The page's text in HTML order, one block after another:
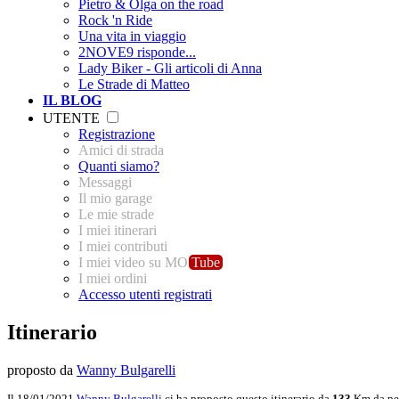
Pietro & Olga on the road
Rock 'n Ride
Una vita in viaggio
2NOVE9 risponde...
Lady Biker - Gli articoli di Anna
Le Strade di Matteo
IL BLOG
UTENTE
Registrazione
Amici di strada
Quanti siamo?
Messaggi
Il mio garage
Le mie strade
I miei itinerari
I miei contributi
I miei video su MO Tube
I miei ordini
Accesso utenti registrati
Itinerario
proposto da Wanny Bulgarelli